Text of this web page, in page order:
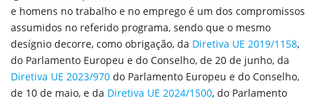
e homens no trabalho e no emprego é um dos compromissos
assumidos no referido programa, sendo que o mesmo
desígnio decorre, como obrigação, da Diretiva UE 2019/1158,
do Parlamento Europeu e do Conselho, de 20 de junho, da
Diretiva UE 2023/970 do Parlamento Europeu e do Conselho,
de 10 de maio, e da Diretiva UE 2024/1500, do Parlamento